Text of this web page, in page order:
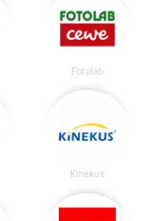
Fotolab
Kinekus